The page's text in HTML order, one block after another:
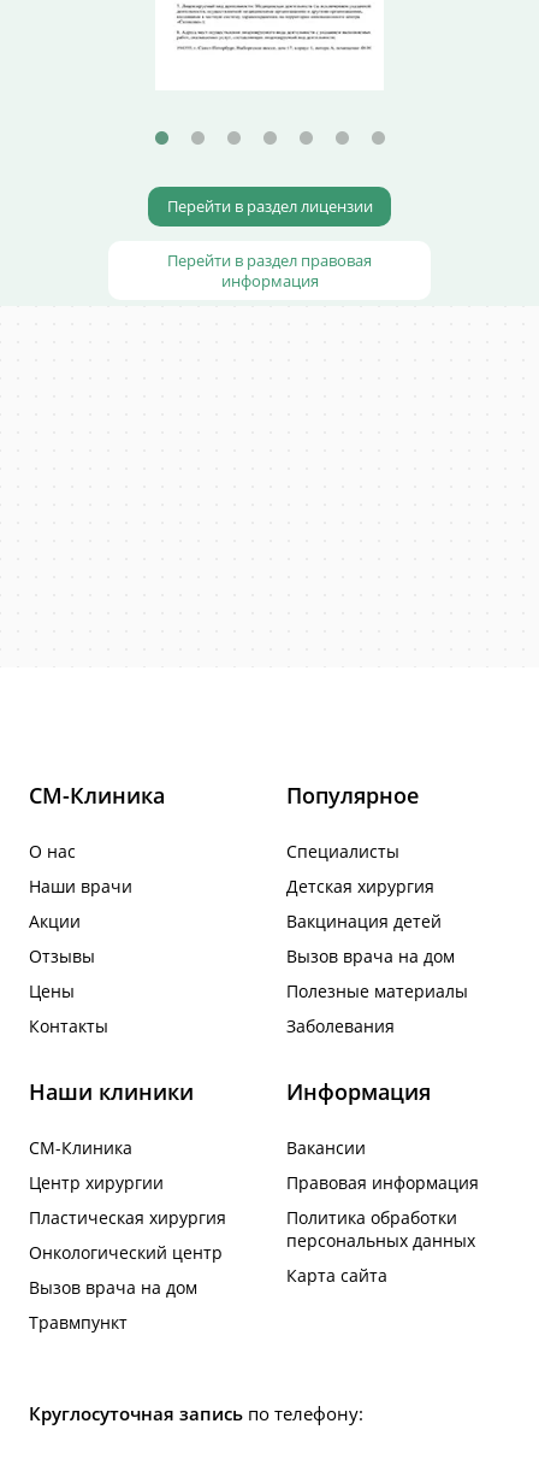
Перейти в раздел лицензии
Перейти в раздел правовая
информация
СМ-Клиника
О нас
Наши врачи
Акции
Отзывы
Цены
Контакты
Популярное
Специалисты
Детская хирургия
Вакцинация детей
Вызов врача на дом
Полезные материалы
Заболевания
Наши клиники
СМ-Клиника
Центр хирургии
Пластическая хирургия
Онкологический центр
Вызов врача на дом
Травмпункт
Информация
Вакансии
Правовая информация
Политика обработки
персональных данных
Карта сайта
Круглосуточная запись по телефону: